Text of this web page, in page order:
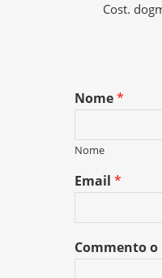
Cost.
Nome*
Nome
Email*
Commento o